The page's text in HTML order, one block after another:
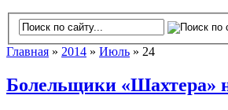
Главная » 2014 » Июль » 24
Болельщики «Шахтера»